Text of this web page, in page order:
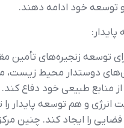
توسعه خود ادامه دهند.
توسعه زنجیره‌های
دوستدار محیط زیست،
منابع طبیعی خود دفاع
انرژی و هم توسعه پایدار
را ایجاد کند. چنین